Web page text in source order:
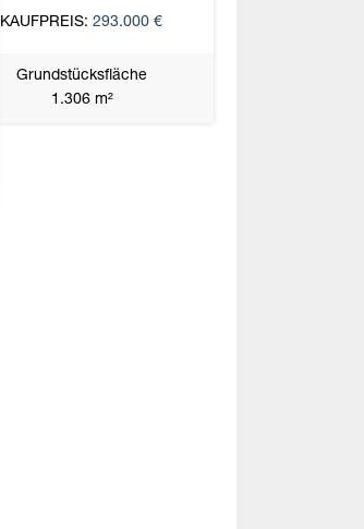
KAUFPREIS: 293.000 €
Grundstücksfläche
1.306 m²